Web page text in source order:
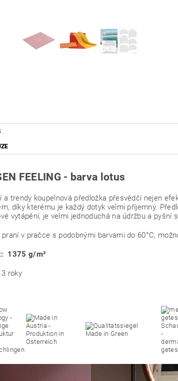
FEELING - barva lotus
a trendy koupelnová předložka přesvědčí nejen
díky kterému je každý dotyk velmi příjemný.
vytápění, je velmi jednoduchá na údržbu a pyšní
praní v pračce s podobnými barvami do 60°C,
1375 g/m²
roky